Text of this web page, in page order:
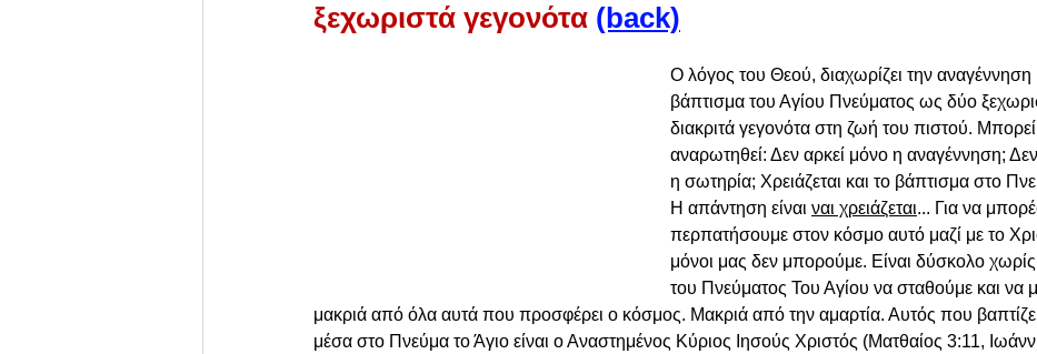
ξεχωριστά γεγονότα (back)
Ο λόγος του Θεού, διαχωρίζει την αναγέννηση
βάπτισμα του Αγίου Πνεύματος ως δύο
διακριτά γεγονότα στη ζωή του πιστού.
αναρωτηθεί: Δεν αρκεί μόνο η αναγέννηση;
η σωτηρία; Χρειάζεται και το βάπτισμα στο
Η απάντηση είναι ναι χρειάζεται... Για να
περπατήσουμε στον κόσμο αυτό μαζί με το
μόνοι μας δεν μπορούμε. Είναι δύσκολο
του Πνεύματος Του Αγίου να σταθούμε και να
μακριά από όλα αυτά που προσφέρει ο κόσμος. Μακριά από την αμαρτία. Αυτός που
μέσα στο Πνεύμα το Άγιο είναι ο Αναστημένος Κύριος Ιησούς Χριστός (Ματθαίος 3:11,